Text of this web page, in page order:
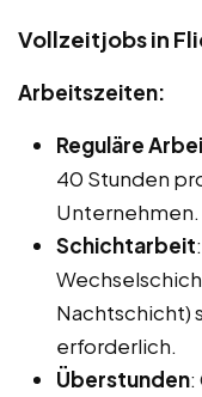
Vollzeitjobs in
Arbeitszeiten:
Reguläre
40 Stunden
Unternehmen.
Schichtarbeit
Nachtschicht)
erforderlich.
Überstunden: